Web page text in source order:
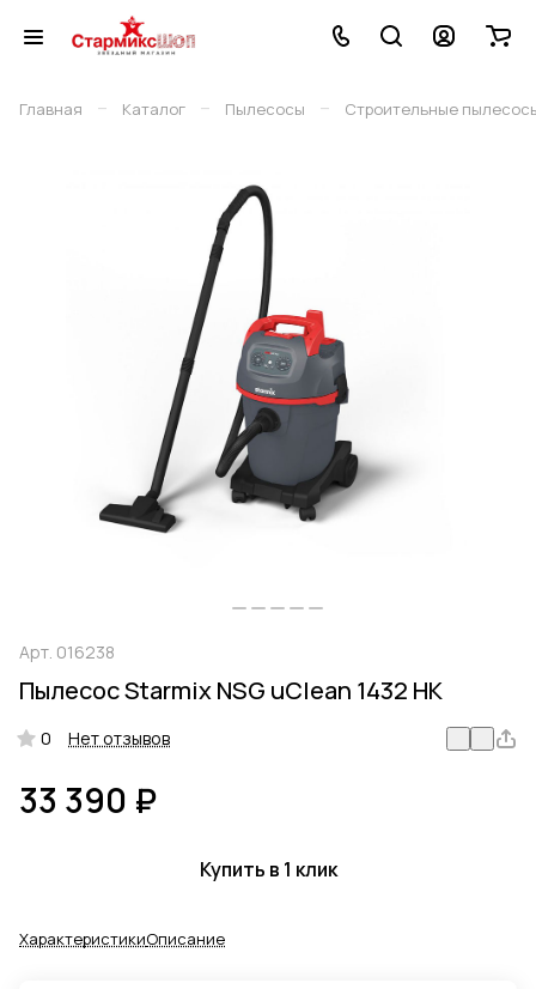
Главная – Каталог – Пылесосы – Строительные
Арт. 016238
Пылесос Starmix NSG uClean 1432 HK
0 Нет отзывов
33 390 ₽
Купить в 1 клик
ХарактеристикиОписание